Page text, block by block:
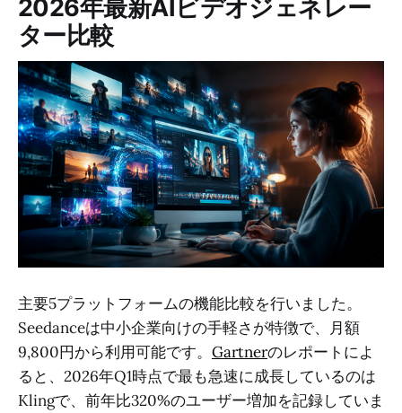
2026年最新AIビデオジェネレー
ター比較
主要5プラットフォームの機能比較を行いました。
Seedanceは中小企業向けの手軽さが特徴で、月額
9,800円から利用可能です。 Gartnerのレポートによ
ると、2026年Q1時点で最も急速に成長しているのは
Klingで、前年比320%のユーザー増加を記録していま